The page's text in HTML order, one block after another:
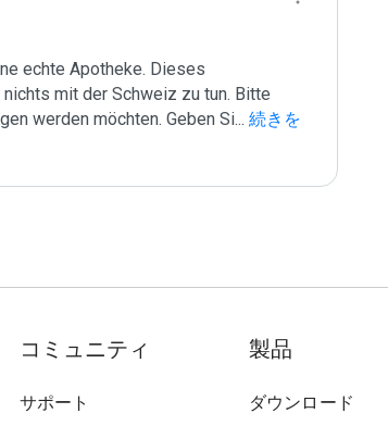
echte Apotheke. Dieses
mit der Schweiz zu tun. Bitte
werden möchten. Geben Si... 続きを
コミュニティ
サポート
製品
ダウンロード